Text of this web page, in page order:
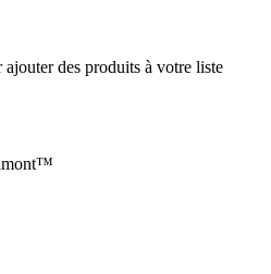
des produits à votre liste